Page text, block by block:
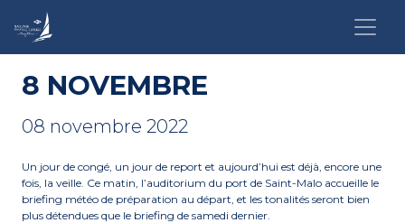
8 NOVEMBRE
08 novembre 2022
Un jour de congé, un jour de report et aujourd’hui est déjà, encore une
fois, la veille. Ce matin, l’auditorium du port de Saint-Malo accueille le
briefing météo de préparation au départ, et les tonalités seront bien
plus détendues que le briefing de samedi dernier.